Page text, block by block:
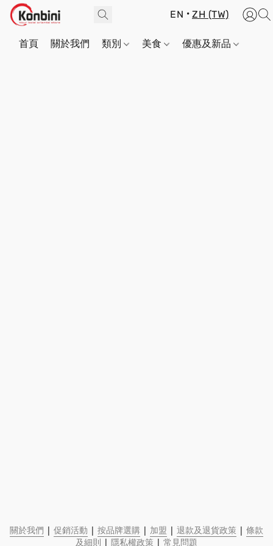
EN ZH (TW)
首頁 關於我們 類別 美食 優惠及新品
關於我們 | 促銷活動 | 按品牌選購 | 加盟 | 退款及退貨政策 | 條款
及細則 | 隱私權政策 | 常見問題